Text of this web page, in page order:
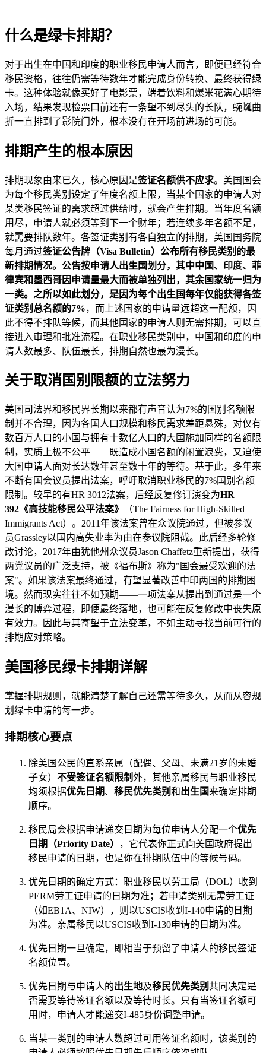
什么是绿卡排期？
对于出生在中国和印度的职业移民申请人而言，即便已经符合
移民资格，往往仍需等待数年才能完成身份转换、最终获得绿
卡。这种体验就像买好了电影票，端着饮料和爆米花满心期待
入场，结果发现检票口前还有一条望不到尽头的长队，蜿蜒曲
折一直排到了影院门外，根本没有在开场前进场的可能。
排期产生的根本原因
排期现象由来已久，核心原因是签证名额供不应求。美国国会
为每个移民类别设定了年度名额上限，当某个国家的申请人对
某类移民签证的需求超过供给时，就会产生排期。当年度名额
用尽，申请人就必须等到下一个财年；若连续多年名额不足，
就需要排队数年。各签证类别有各自独立的排期，美国国务院
每月通过签证公告牌（Visa Bulletin） 公布所有移民类别的最
新排期情况。公告按申请人出生国划分，其中中国、印度、菲
律宾和墨西哥因申请量最大而被单独列出，其余国家统一归为
一类。之所以如此划分，是因为每个出生国每年仅能获得各签
证类别总名额的7%，而上述国家的申请量远超这一配额，因
此不得不排队等候，而其他国家的申请人则无需排期，可以直
接进入审理和批准流程。在职业移民类别中，中国和印度的申
请人数最多、队伍最长，排期自然也最为漫长。
关于取消国别限额的立法努力
美国司法界和移民界长期以来都有声音认为7%的国别名额限
制并不合理，因为各国人口规模和移民需求差距悬殊，对仅有
数百万人口的小国与拥有十数亿人口的大国施加同样的名额限
制，实质上极不公平——既造成小国名额的闲置浪费，又迫使
大国申请人面对长达数年甚至数十年的等待。基于此，多年来
不断有国会议员提出法案，呼吁取消职业移民的7%国别名额
限制。较早的有HR 3012法案，后经反复修订演变为HR
392《高技能移民公平法案》
（The Fairness for High-Skilled
Immigrants Act）。2011年该法案曾在众议院通过，但被参议
员Grassley以国内高失业率为由在参议院阻截。此后经多轮修
改讨论，2017年由犹他州众议员Jason Chaffetz重新提出，获得
两党议员的广泛支持，被《福布斯》称为"国会最受欢迎的法
案"。如果该法案最终通过，有望显著改善中印两国的排期困
境。然而现实往往不如预期——一项法案从提出到通过是一个
漫长的博弈过程，即便最终落地，也可能在反复修改中丧失原
有效力。因此与其寄望于立法变革，不如主动寻找当前可行的
排期应对策略。
美国移民绿卡排期详解
掌握排期规则，就能清楚了解自己还需等待多久，从而从容规
划绿卡申请的每一步。
排期核心要点
除美国公民的直系亲属（配偶、父母、未满21岁的未婚
子女） 不受签证名额限制外，其他亲属移民与职业移民
均须根据优先日期、 移民优先类别 和出生国 来确定排期
顺序。
移民局会根据申请递交日期为每位申请人分配一个优先
日期（Priority Date）
，它代表你正式向美国政府提出
移民申请的日期，也是你在排期队伍中的等候号码。
优先日期的确定方式：职业移民以劳工局（DOL）收到
PERM劳工证申请的日期为准；若申请类别无需劳工证
（如EB1A、NIW），则以USCIS收到I-140申请的日期
为准。亲属移民以USCIS收到I-130申请的日期为准。
优先日期一旦确定，即相当于预留了申请人的移民签证
名额位置。
优先日期与申请人的出生地及移民优先类别 共同决定是
否需要等待签证名额以及等待时长。只有当签证名额可
用时，申请人才能递交I-485身份调整申请。
当某一类别的申请人数超过可用签证名额时，该类别的